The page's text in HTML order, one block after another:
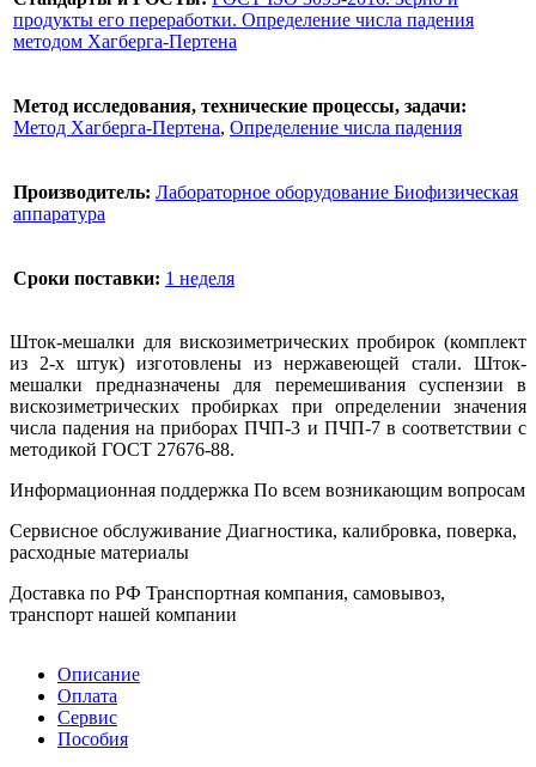
продукты его переработки. Определение числа падения
методом Хагберга-Пертена
Метод исследования, технические процессы, задачи:
Метод Хагберга-Пертена, Определение числа падения
Производитель: Лабораторное оборудование Биофизическая
аппаратура
Сроки поставки: 1 неделя
Шток-мешалки для вискозиметрических пробирок (комплект
из 2-х штук) изготовлены из нержавеющей стали. Шток-
мешалки предназначены для перемешивания суспензии в
вискозиметрических пробирках при определении значения
числа падения на приборах ПЧП-3 и ПЧП-7 в соответствии с
методикой ГОСТ 27676-88.
Информационная поддержка По всем возникающим вопросам
Сервисное обслуживание Диагностика, калибровка, поверка,
расходные материалы
Доставка по РФ Транспортная компания, самовывоз,
транспорт нашей компании
Описание
Оплата
Сервис
Пособия